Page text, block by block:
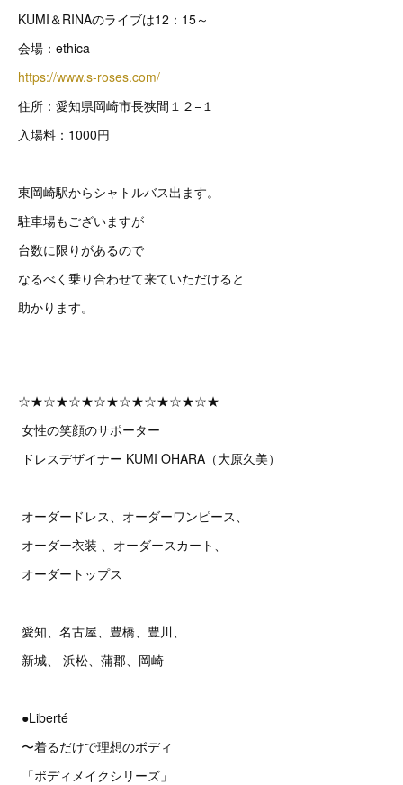
KUMI＆RINAのライブは12：15～
会場：ethica
https://www.s-roses.com/
住所：愛知県岡崎市長狭間１２−１
入場料：1000円
東岡崎駅からシャトルバス出ます。
駐車場もございますが
台数に限りがあるので
なるべく乗り合わせて来ていただけると
助かります。
☆★☆★☆★☆★☆★☆★☆★☆★
女性の笑顔のサポーター
ドレスデザイナー KUMI OHARA（大原久美）
オーダードレス、オーダーワンピース、
オーダー衣装 、オーダースカート、
オーダートップス
愛知、名古屋、豊橋、豊川、
新城、 浜松、蒲郡、岡崎
●Liberté
〜着るだけで理想のボディ
「ボディメイクシリーズ」